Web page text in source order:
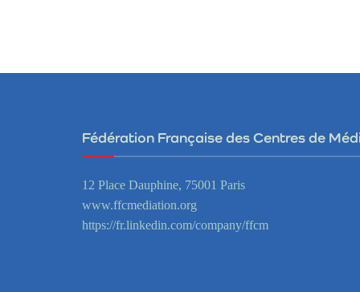
Fédération Française des Centres de
12 Place Dauphine, 75001 Paris
www.ffcmediation.org
https://fr.linkedin.com/company/ffcm